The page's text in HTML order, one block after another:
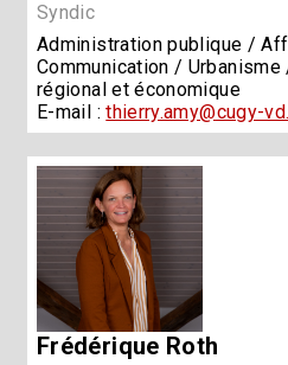
Syndic
Administration publique /
Communication /
régional et économique
E-mail :thierry.amy@cugy-
Frédérique Roth